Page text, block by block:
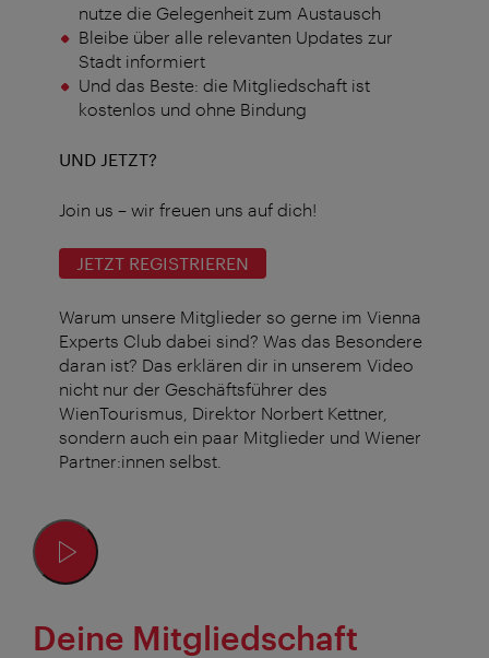
nutze die Gelegenheit zum Austausch
Bleibe über alle relevanten Updates zur
Stadt informiert
Und das Beste: die Mitgliedschaft ist
kostenlos und ohne Bindung
UND JETZT?
Join us – wir freuen uns auf dich!
JETZT REGISTRIEREN
Warum unsere Mitglieder so gerne im Vienna
Experts Club dabei sind? Was das Besondere
daran ist? Das erklären dir in unserem Video
nicht nur der Geschäftsführer des
WienTourismus, Direktor Norbert Kettner,
sondern auch ein paar Mitglieder und Wiener
Partner:innen selbst.
Deine Mitgliedschaft